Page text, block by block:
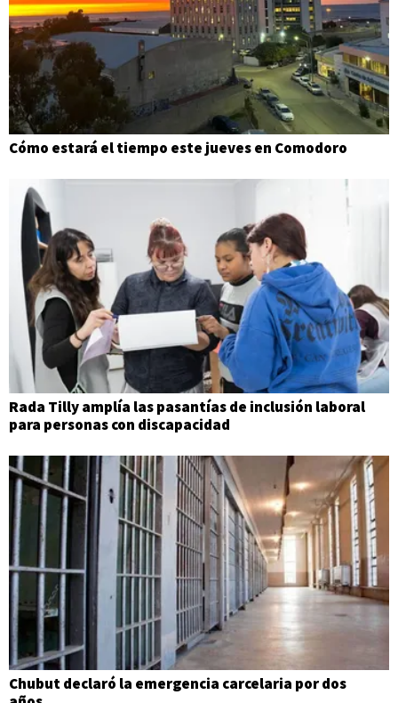
Cómo estará el tiempo este jueves en Comodoro
Rada Tilly amplía las pasantías de inclusión laboral
para personas con discapacidad
Chubut declaró la emergencia carcelaria por dos